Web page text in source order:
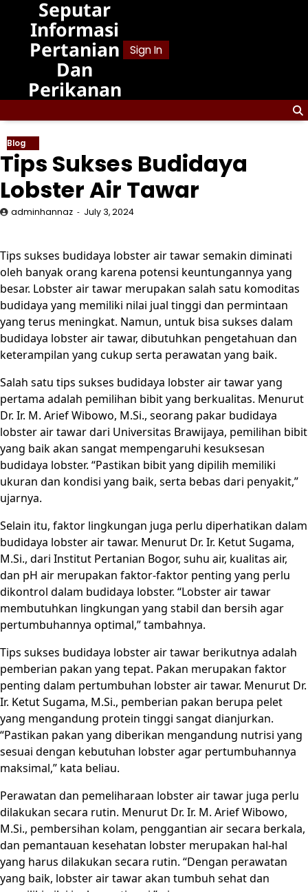
content
Seputar
Informasi
Pertanian
Dan
Perikanan
Sign In
Blog
Tips Sukses Budidaya
Lobster Air Tawar
adminhannaz July 3, 2024
Tips sukses budidaya lobster air tawar semakin diminati
oleh banyak orang karena potensi keuntungannya yang
besar. Lobster air tawar merupakan salah satu komoditas
budidaya yang memiliki nilai jual tinggi dan permintaan
yang terus meningkat. Namun, untuk bisa sukses dalam
budidaya lobster air tawar, dibutuhkan pengetahuan dan
keterampilan yang cukup serta perawatan yang baik.
Salah satu tips sukses budidaya lobster air tawar yang
pertama adalah pemilihan bibit yang berkualitas. Menurut
Dr. Ir. M. Arief Wibowo, M.Si., seorang pakar budidaya
lobster air tawar dari Universitas Brawijaya, pemilihan bibit
yang baik akan sangat mempengaruhi kesuksesan
budidaya lobster. “Pastikan bibit yang dipilih memiliki
ukuran dan kondisi yang baik, serta bebas dari penyakit,”
ujarnya.
Selain itu, faktor lingkungan juga perlu diperhatikan dalam
budidaya lobster air tawar. Menurut Dr. Ir. Ketut Sugama,
M.Si., dari Institut Pertanian Bogor, suhu air, kualitas air,
dan pH air merupakan faktor-faktor penting yang perlu
dikontrol dalam budidaya lobster. “Lobster air tawar
membutuhkan lingkungan yang stabil dan bersih agar
pertumbuhannya optimal,” tambahnya.
Tips sukses budidaya lobster air tawar berikutnya adalah
pemberian pakan yang tepat. Pakan merupakan faktor
penting dalam pertumbuhan lobster air tawar. Menurut Dr.
Ir. Ketut Sugama, M.Si., pemberian pakan berupa pelet
yang mengandung protein tinggi sangat dianjurkan.
“Pastikan pakan yang diberikan mengandung nutrisi yang
sesuai dengan kebutuhan lobster agar pertumbuhannya
maksimal,” kata beliau.
Perawatan dan pemeliharaan lobster air tawar juga perlu
dilakukan secara rutin. Menurut Dr. Ir. M. Arief Wibowo,
M.Si., pembersihan kolam, penggantian air secara berkala,
dan pemantauan kesehatan lobster merupakan hal-hal
yang harus dilakukan secara rutin. “Dengan perawatan
yang baik, lobster air tawar akan tumbuh sehat dan